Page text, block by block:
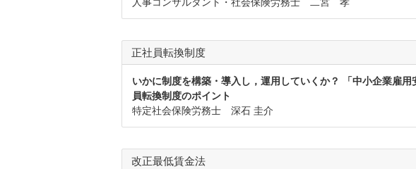
正社員転換制度
いかに制度を構築・導入し，運用していくか？ 「中小企業雇
員転換制度のポイント
特定社会保険労務士 深石 圭介
改正最低賃金法